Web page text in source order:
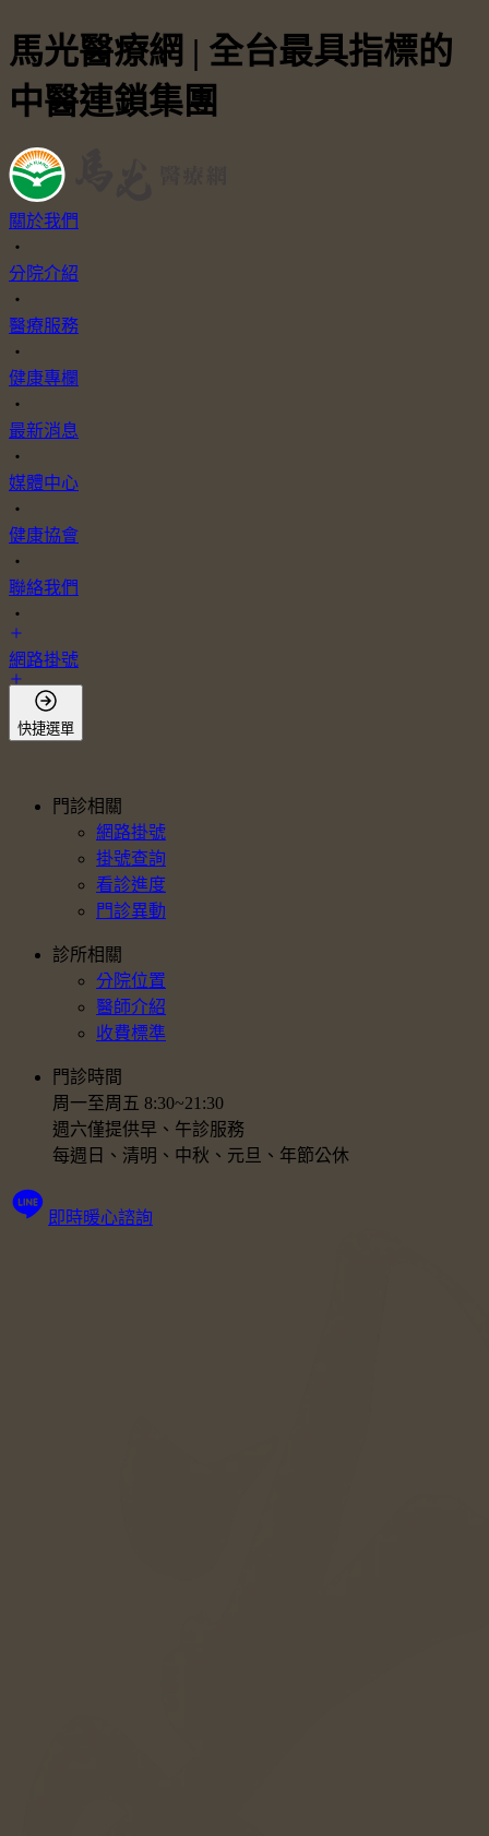
馬光醫療網 | 全台最具指標的
中醫連鎖集團
關於我們
・
分院介紹
・
醫療服務
・
健康專欄
・
最新消息
・
媒體中心
・
健康協會
・
聯絡我們
・
網路掛號
會員登入
快捷選單
門診相關
網路掛號
掛號查詢
看診進度
門診異動
診所相關
分院位置
醫師介紹
收費標準
門診時間
周一至周五 8:30~21:30
週六僅提供早、午診服務
每週日、清明、中秋、元旦、年節公休
即時暖心諮詢